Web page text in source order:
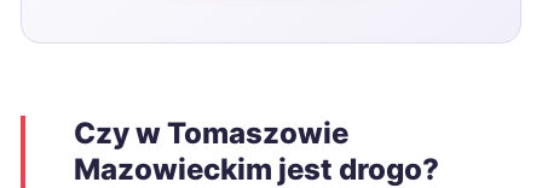
Czy w Tomaszowie
Mazowieckim jest drogo?